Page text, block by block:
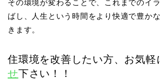
その環境が変わることで、これまでのイ
ばし、人生という時間をより快適で豊か
きます。
住環境を改善したい方、お気軽
せ下さい！！